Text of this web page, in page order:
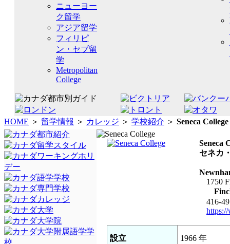
ニューヨー
ク留学
アジア留学
フィリピ
ン・セブ留
学
Metropolitan
College
HOME ＞ 留学情報 ＞ カレッジ ＞ 学校紹介 ＞ Seneca College
Seneca
セネカ
1750
416-
https://
設立 1966 年